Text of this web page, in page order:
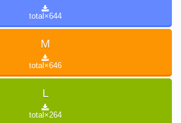
total×644
M
total×646
L
total×264